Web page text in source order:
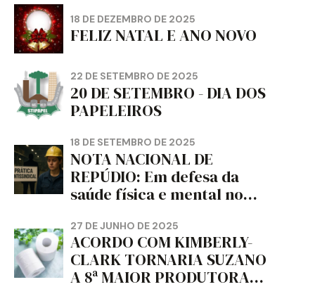
18 DE DEZEMBRO DE 2025
FELIZ NATAL E ANO NOVO
22 DE SETEMBRO DE 2025
20 DE SETEMBRO - DIA DOS
PAPELEIROS
18 DE SETEMBRO DE 2025
NOTA NACIONAL DE
REPÚDIO: Em defesa da
saúde física e mental no
da dignidade sindical.
27 DE JUNHO DE 2025
ACORDO COM KIMBERLY-
CLARK TORNARIA SUZANO
A 8ª MAIOR PRODUTORA